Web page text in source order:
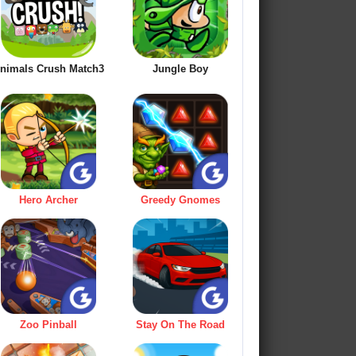
Crush Match3 Jungle Boy
Hero Archer Greedy Gnomes
Zoo Pinball Stay On The Road